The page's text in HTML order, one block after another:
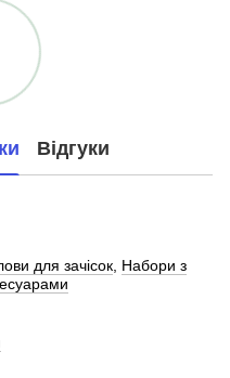
Відгуки
для зачісок Набори з